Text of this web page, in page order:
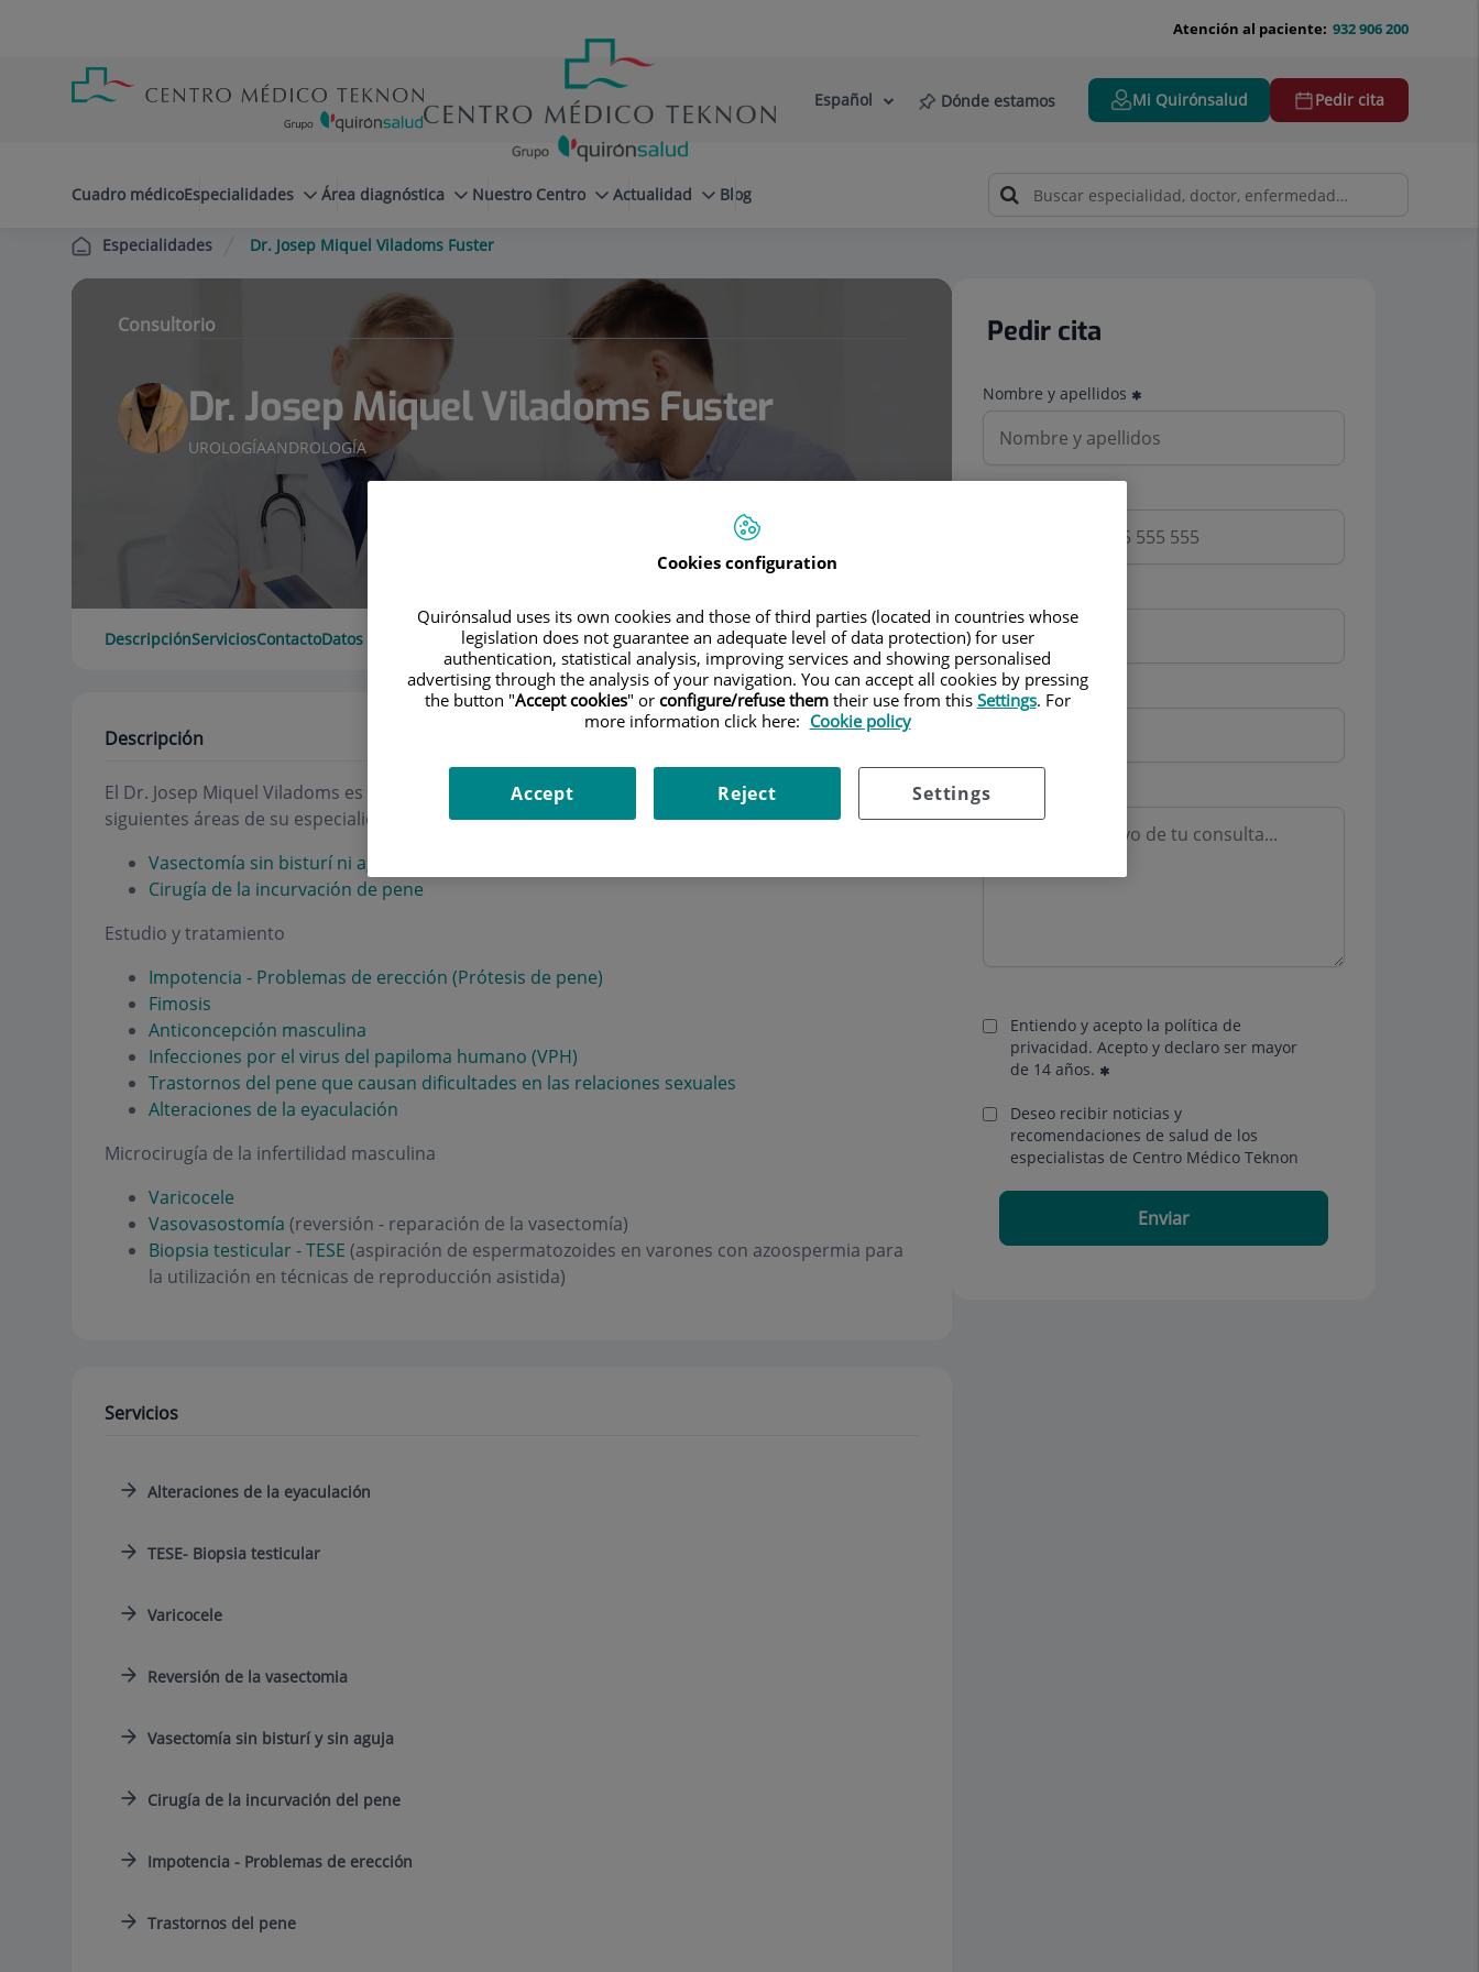
cabecera
932 906 200
Atención al paciente:
Selector
Idioma
Español Dónde estamos Mi Quirónsalud Pedir cita
Cuadro médicoEspecialidades Área diagnóstica Nuestro Centro Actualidad Blog
Especialidades Dr. Josep Miquel Viladoms Fuster
Consultorio
Dr. Josep Miquel Viladoms Fuster
UROLOGÍAANDROLOGÍA
DescripciónServiciosContactoDatos de interés Horario
Descripción
El Dr. Josep Miquel Viladoms es urólogo y andrólogo. Presta una atención particular a las
siguientes áreas de su especialidad:
Vasectomía sin bisturí ni agujas
Cirugía de la incurvación de pene
Estudio y tratamiento
Impotencia - Problemas de erección (Prótesis de pene)
Fimosis
Anticoncepción masculina
Infecciones por el virus del papiloma humano (VPH)
Trastornos del pene que causan dificultades en las relaciones sexuales
Alteraciones de la eyaculación
Microcirugía de la infertilidad masculina
Varicocele
Vasovasostomía (reversión - reparación de la vasectomía)
Biopsia testicular - TESE (aspiración de espermatozoides en varones con azoospermia para
la utilización en técnicas de reproducción asistida)
Servicios
Alteraciones de la eyaculación
TESE- Biopsia testicular
Varicocele
Reversión de la vasectomia
Vasectomía sin bisturí y sin aguja
Cirugía de la incurvación del pene
Impotencia - Problemas de erección
Trastornos del pene
Pedir cita
Nombre y apellidos
Mutua
Motivo consulta
Entiendo y acepto la política de
privacidad. Acepto y declaro ser mayor
de 14 años.
Deseo recibir noticias y
recomendaciones de salud de los
especialistas de Centro Médico Teknon
Enviar
Cookies configuration
Quirónsalud uses its own cookies and those of third parties (located in countries whose
legislation does not guarantee an adequate level of data protection) for user
authentication, statistical analysis, improving services and showing personalised
advertising through the analysis of your navigation. You can accept all cookies by pressing
the button "Accept cookies" or configure/refuse themtheir use from this Settings. For
more information click here: Cookie policy
Settings
Reject
Accept